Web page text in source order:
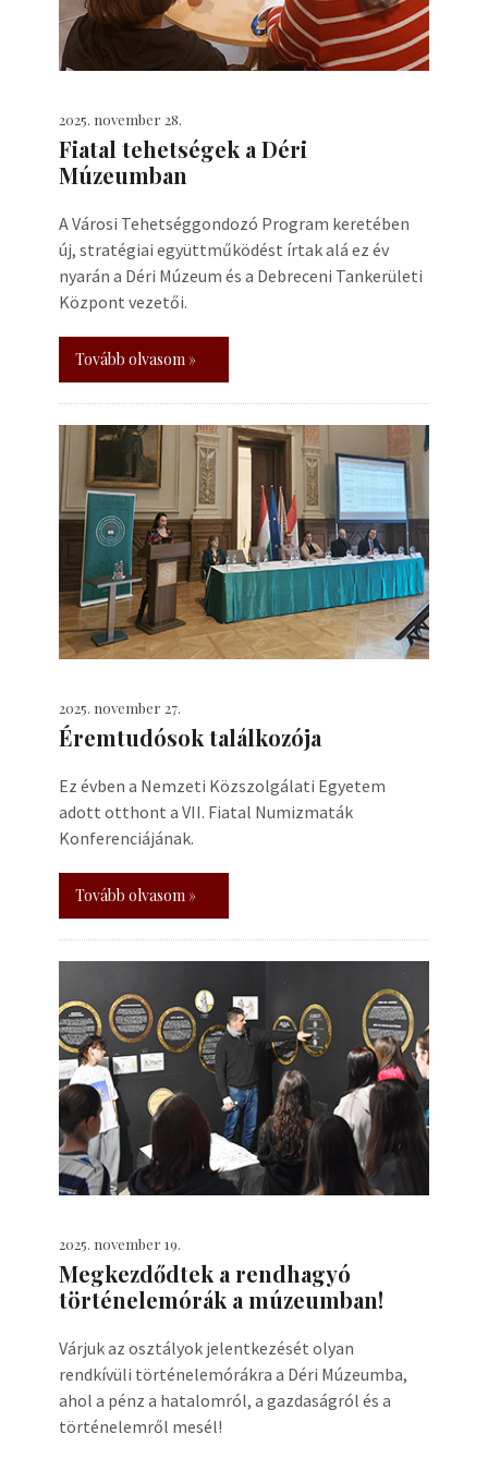
2025. november 28.
Fiatal tehetségek a Déri
Múzeumban
A Városi Tehetséggondozó Program keretében
új, stratégiai együttműködést írtak alá ez év
nyarán a Déri Múzeum és a Debreceni Tankerületi
Központ vezetői.
Tovább olvasom »
2025. november 27.
Éremtudósok találkozója
Ez évben a Nemzeti Közszolgálati Egyetem
adott otthont a VII. Fiatal Numizmaták
Konferenciájának.
Tovább olvasom »
2025. november 19.
Megkezdődtek a rendhagyó
történelemórák a múzeumban!
Várjuk az osztályok jelentkezését olyan
rendkívüli történelemórákra a Déri Múzeumba,
ahol a pénz a hatalomról, a gazdaságról és a
történelemről mesél!